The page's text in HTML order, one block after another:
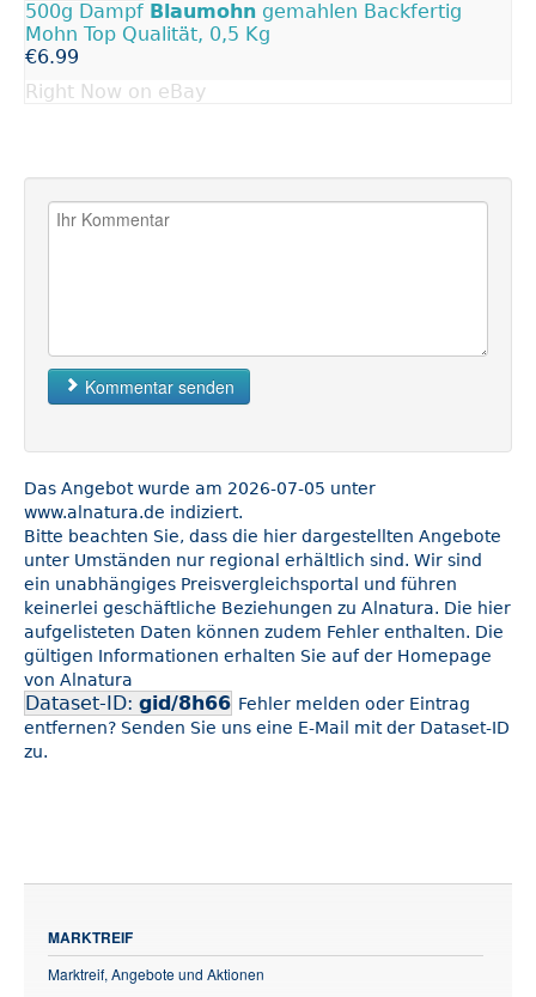
500g Dampf Blaumohn gemahlen Backfertig
Mohn Top Qualität, 0,5 Kg
€6.99
Right Now on eBay
Kommentar senden
Das Angebot wurde am 2026-07-05 unter
www.alnatura.de indiziert.
Bitte beachten Sie, dass die hier dargestellten Angebote
unter Umständen nur regional erhältlich sind. Wir sind
ein unabhängiges Preisvergleichsportal und führen
keinerlei geschäftliche Beziehungen zu Alnatura. Die hier
aufgelisteten Daten können zudem Fehler enthalten. Die
gültigen Informationen erhalten Sie auf der Homepage
von Alnatura
Dataset-ID: gid/8h66 Fehler melden oder Eintrag
entfernen? Senden Sie uns eine E-Mail mit der Dataset-ID
zu.
MARKTREIF
Marktreif, Angebote und Aktionen